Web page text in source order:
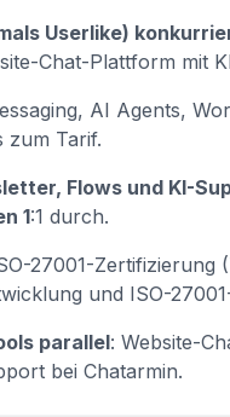
Userlike)
Chat-Plattform mit
AI Agents,
zum Tarif.
Flows und KI-
1:1 durch.
27001-
und ISO-
parallel: Website-
bei Chatarmin.